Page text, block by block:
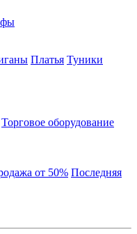
Платья Туники
Торговое оборудование
от 50% Последняя